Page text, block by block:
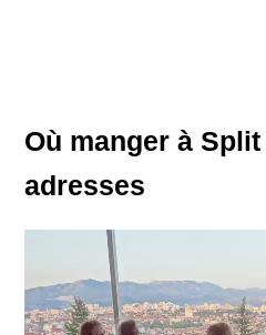
Où manger à
adresses